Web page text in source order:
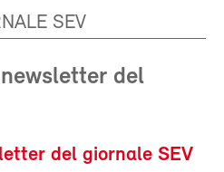
SEV
del
del giornale SEV